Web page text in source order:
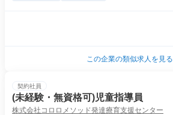
この企業の類似求人を見る
契約社員
(未経験・無資格可)児童指導員
株式会社コロロメソッド発達療育支援センター